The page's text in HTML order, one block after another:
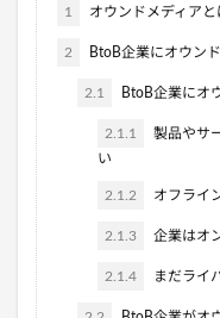
1 オウンドメディアと
2 BtoB企業にオウン
2.1 BtoB企業にオ
2.1.1
製品やサ
い
2.1.2 オフライ
2.1.3 企業はオ
2.1.4 まだライ